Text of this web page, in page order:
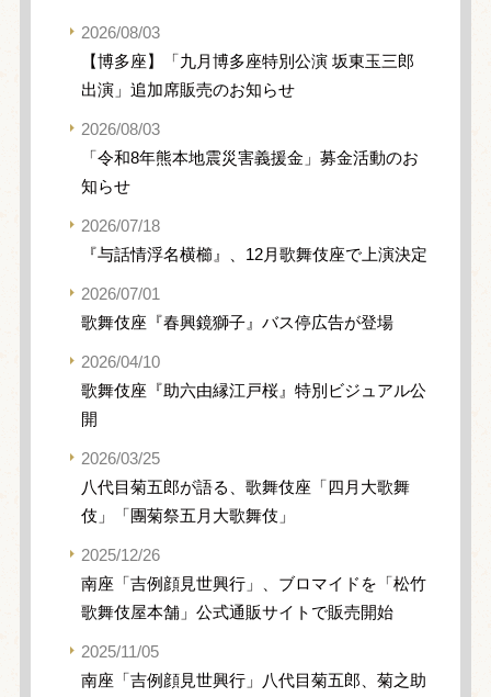
2026/08/03
【博多座】「九月博多座特別公演 坂東玉三郎
出演」追加席販売のお知らせ
2026/08/03
「令和8年熊本地震災害義援金」募金活動のお
知らせ
2026/07/18
『与話情浮名横櫛』、12月歌舞伎座で上演決定
2026/07/01
歌舞伎座『春興鏡獅子』バス停広告が登場
2026/04/10
歌舞伎座『助六由縁江戸桜』特別ビジュアル公
開
2026/03/25
八代目菊五郎が語る、歌舞伎座「四月大歌舞
伎」「團菊祭五月大歌舞伎」
2025/12/26
南座「吉例顔見世興行」、ブロマイドを「松竹
歌舞伎屋本舗」公式通販サイトで販売開始
2025/11/05
南座「吉例顔見世興行」八代目菊五郎、菊之助